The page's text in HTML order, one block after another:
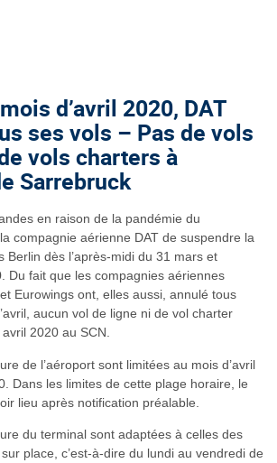
d’avril 2020, DAT
ses vols – Pas de vols
vols charters à
Sarrebruck
en raison de la pandémie du
compagnie aérienne DAT de suspendre la
Berlin dès l’après-midi du 31 mars et
Du fait que les compagnies aériennes
Eurowings ont, elles aussi, annulé tous
aucun vol de ligne ni de vol charter
2020 au SCN.
de l’aéroport sont limitées au mois d’avril
Dans les limites de cette plage horaire, le
lieu après notification préalable.
du terminal sont adaptées à celles des
place, c’est-à-dire du lundi au vendredi de